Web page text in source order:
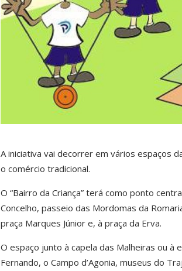
A iniciativa vai decorrer em vários espaços
o comércio tradicional.
O “Bairro da Criança” terá como ponto
Concelho, passeio das Mordomas da
praça Marques Júnior e, à praça da Erva.
O espaço junto à capela das Malheiras ou à
Fernando, o Campo d’Agonia, museus do